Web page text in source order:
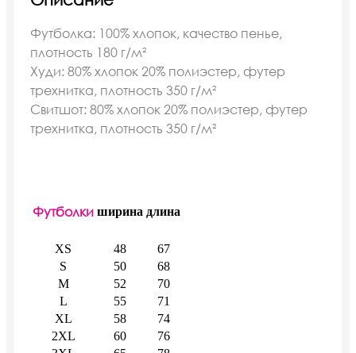
Футболка: 100% хлопок, качество пенье,
плотность 180 г/м²
Худи: 80% хлопок 20% полиэстер, футер
трехнитка, плотность 350 г/м²
Свитшот: 80% хлопок 20% полиэстер, футер
трехнитка, плотность 350 г/м²
Футболки ширина длина
XS 48
67
S
50
68
M
52
70
L
55
71
XL
58
74
2XL
60
76